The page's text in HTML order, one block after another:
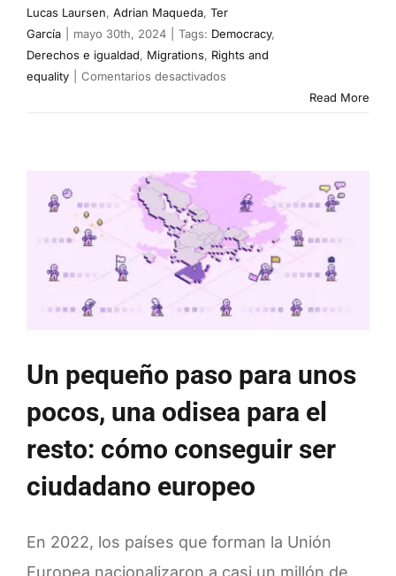
Lucas Laursen, Adrian Maqueda, Ter
García
mayo 30th, 2024 Tags: Democracy,
Derechos e igualdad, Migrations, Rights and
equality
Comentarios desactivados
la
que
naces
Read More
Un pequeño paso para unos
pocos, una odisea para el
resto: cómo conseguir ser
ciudadano europeo
En 2022, los países que forman la Unión